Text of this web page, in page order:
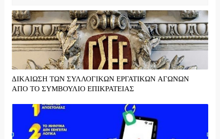
ΔΙΚΑΙΩΣΗ ΤΩΝ ΣΥΛΛΟΓΙΚΩΝ ΕΡΓΑΤΙΚΩΝ ΑΓΩΝΩΝ
ΑΠΟ ΤΟ ΣΥΜΒΟΥΛΙΟ ΕΠΙΚΡΑΤΕΙΑΣ